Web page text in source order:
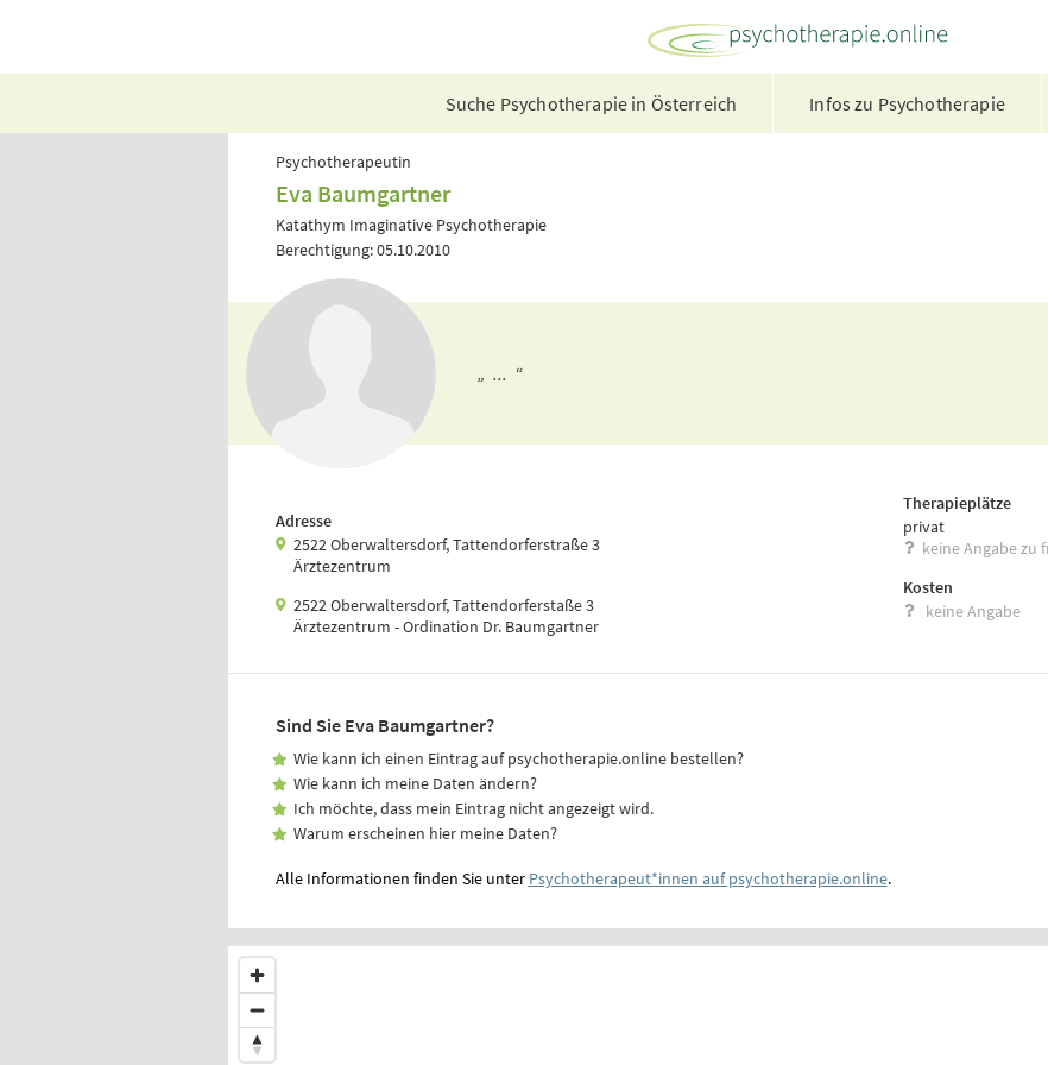
Suche Psychotherapie in Österreich Infos zu Psychotherapie
Psychotherapeutin
Eva Baumgartner
Katathym Imaginative Psychotherapie
Berechtigung: 05.10.2010
„ ... “
Adresse
2522 Oberwaltersdorf, Tattendorferstraße 3
Ärztezentrum
2522 Oberwaltersdorf, Tattendorferstaße 3
Ärztezentrum - Ordination Dr. Baumgartner
Therapieplätze
privat
keine Angabe zu
Kosten
keine Angabe
Sind Sie Eva Baumgartner?
Wie kann ich einen Eintrag auf psychotherapie.online bestellen?
Wie kann ich meine Daten ändern?
Ich möchte, dass mein Eintrag nicht angezeigt wird.
Warum erscheinen hier meine Daten?
Alle Informationen finden Sie unter Psychotherapeut*innen auf psychotherapie.online.